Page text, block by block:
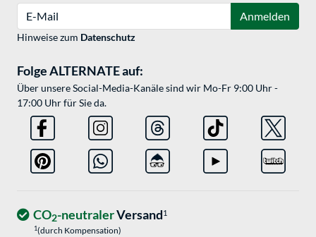
Anmelden
Hinweise zum Datenschutz
Folge ALTERNATE auf:
Über unsere Social-Media-Kanäle sind wir Mo-Fr 9:00 Uhr -
17:00 Uhr für Sie da.
CO2-neutralerVersand1
1(durch Kompensation)